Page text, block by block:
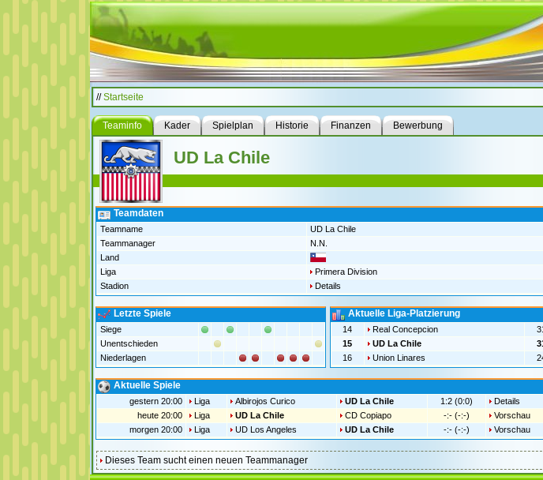
//Startseite
Teaminfo Kader Spielplan Historie Finanzen Bewerbung
UD La Chile
Teamdaten
Teamname
UD La Chile
Teammanager
N.N.
Land
Liga
Primera Division
Stadion
Details
Letzte Spiele
Siege
Unentschieden
Niederlagen
Aktuelle Liga-Platzierung
14 Real Concepcion
15
UD La Chile
16
Union Linares
Aktuelle Spiele
gestern 20:00 Liga Albirojos Curico UD La Chile 1:2 (0:0)
Details
heute 20:00
Liga UD La Chile CD Copiapo -:- (-:-)
Vorschau
morgen 20:00
Liga UD Los Angeles UD La Chile -:- (-:-) Vorschau
Dieses Team sucht einen neuen Teammanager